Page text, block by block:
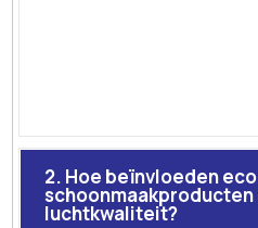
2. Hoe beïnvloeden
luchtkwaliteit?